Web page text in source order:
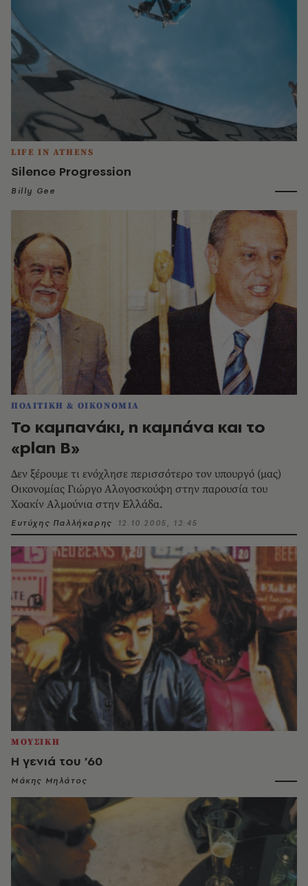
LIFE IN ATHENS
Silence Progression
Billy Gee
ΜΟΥΣΙΚΗ
Η γενιά του ’60
Μάκης Μηλάτος
ΠΟΛΙΤΙΚΗ & ΟΙΚΟΝΟΜΙΑ
Το καμπανάκι, η καμπάνα και το
«plan B»
Δεν ξέρουμε τι ενόχλησε περισσότερο τον υπουργό (μας)
Oικονομίας Γιώργο Aλογοσκούφη στην παρουσία του
Xοακίν Aλμούνια στην Eλλάδα.
Ευτύχης Παλλήκαρης 12.10.2005, 12:45